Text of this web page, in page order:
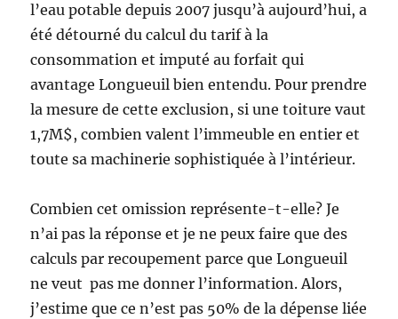
l’eau potable depuis 2007 jusqu’à aujourd’hui, a
été détourné du calcul du tarif à la
consommation et imputé au forfait qui
avantage Longueuil bien entendu. Pour prendre
la mesure de cette exclusion, si une toiture vaut
1,7M$, combien valent l’immeuble en entier et
toute sa machinerie sophistiquée à l’intérieur.
Combien cet omission représente-t-elle? Je
n’ai pas la réponse et je ne peux faire que des
calculs par recoupement parce que Longueuil
ne veut pas me donner l’information. Alors,
j’estime que ce n’est pas 50% de la dépense liée